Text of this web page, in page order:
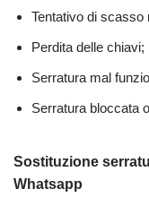
Tentativo di scasso
Perdita delle chiavi;
Serratura mal
Serratura bloccata
Sostituzione
Whatsapp